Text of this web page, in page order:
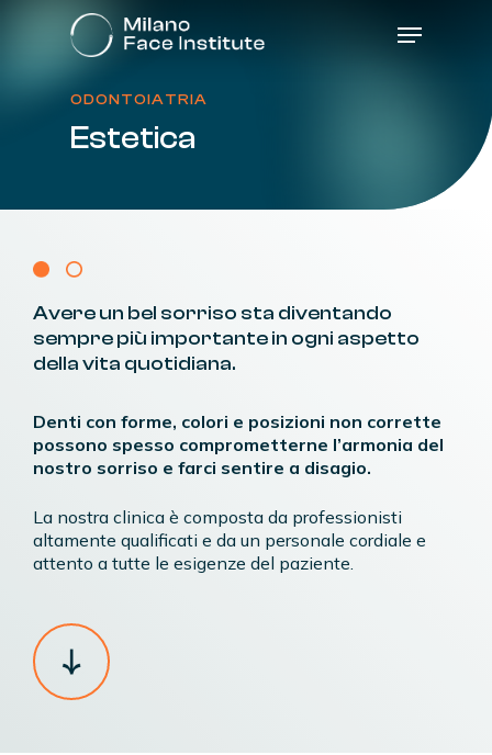
Menu
ODONTOIATRIA
Estetica
Avereun bel sorriso sta diventando
semprepiù importantein ogni aspetto
della vita quotidiana.
Denti con forme, colori e posizioni non corrette
possono spesso comprometterne l’armonia del
nostro sorriso e farci sentire a disagio.
La nostra clinica è composta da professionisti
altamente qualificati e da un personale cordiale e
attento a tutte le esigenze del paziente.